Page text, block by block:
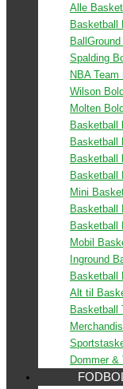
Alle
Basketball
Spalding
NBA Team
Wilson
Molten
Basketball
Basketball
Basketball
Basketball
Mini
Basketball
Basketball
Mobil
Inground
Basketball
Alt til
Basketball
Dommer